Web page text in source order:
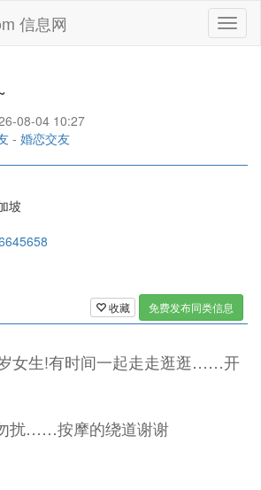
信息网
08-04 10:27
- 婚恋交友
坡
收藏 免费发布同类信息
女生!有时间一起走走逛逛……开
扰……按摩的绕道谢谢